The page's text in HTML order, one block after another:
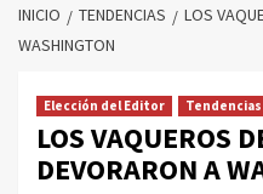
INICIO TENDENCIAS
LOS
WASHINGTON
Elección del Editor Tendencias
LOS VAQUEROS
DEVORARON A